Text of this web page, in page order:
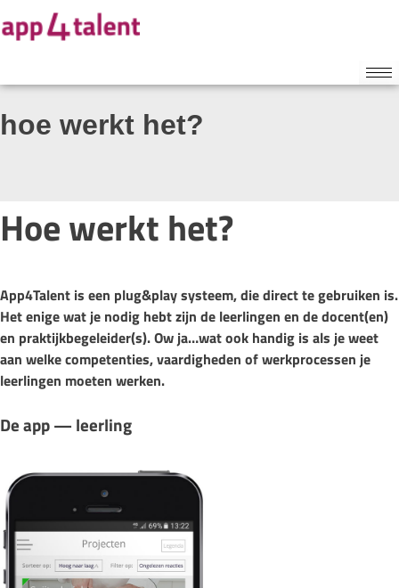
hoe werkt het?
Hoe werkt het?
App4Talent is een plug&play systeem, die direct te gebruiken is.
Het enige wat je nodig hebt zijn de leerlingen en de docent(en)
en praktijkbegeleider(s). Ow ja…wat ook handig is als je weet
aan welke competenties, vaardigheden of werkprocessen je
leerlingen moeten werken.
De app — leerling